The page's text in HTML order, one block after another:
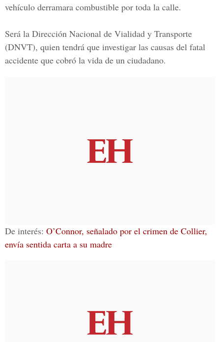
vehículo derramara combustible por toda la calle.
Será la Dirección Nacional de Vialidad y Transporte
(DNVT), quien tendrá que investigar las causas del fatal
accidente que cobró la vida de un ciudadano.
De interés: O’Connor, señalado por el crimen de Collier,
envía sentida carta a su madre